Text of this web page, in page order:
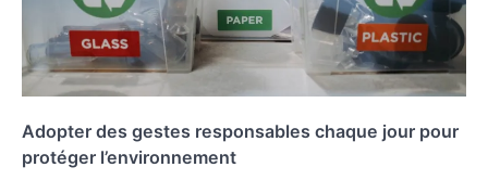
Adopter des gestes responsables chaque jour pour
protéger l’environnement